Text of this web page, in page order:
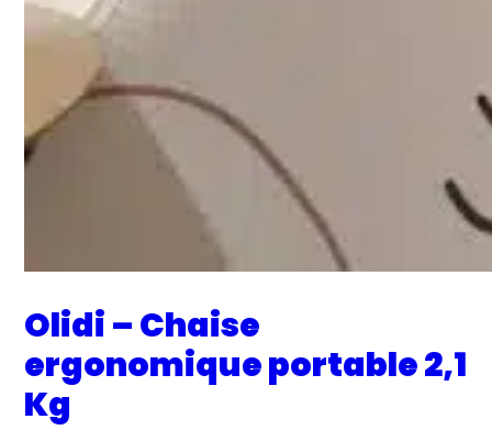
Olidi – Chaise
ergonomique portable 2,1
Kg